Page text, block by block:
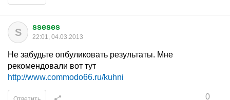
S sseses
22:01, 04.03.2013
Не забудьте опбуликовать результаты. Мне
рекомендовали вот тут
http://www.commodo66.ru/kuhni
0